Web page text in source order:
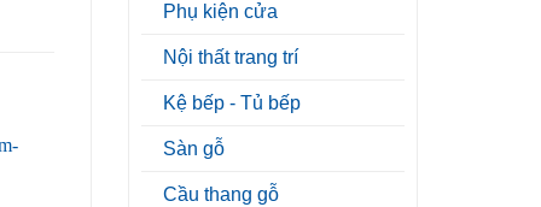
Phụ kiện cửa
Nội thất trang trí
Kệ bếp - Tủ bếp
Sàn gỗ
Cầu thang gỗ